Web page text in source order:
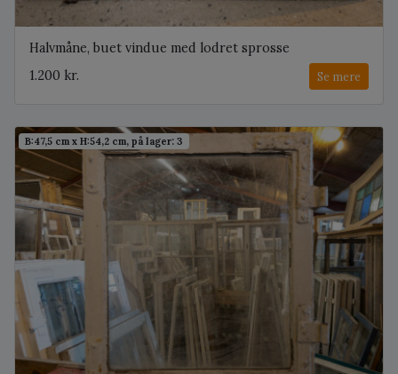
Halvmåne, buet vindue med lodret sprosse
1.200 kr.
Se mere
B:47,5 cm x H:54,2 cm, på lager: 3